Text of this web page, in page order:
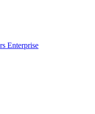
Enterprise